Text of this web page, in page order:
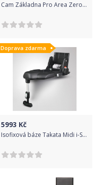
Cam Základna Pro Area Zero Col.V49
Doprava zdarma
5993 Kč
Isofixová báze Takata Midi i-Size Plus